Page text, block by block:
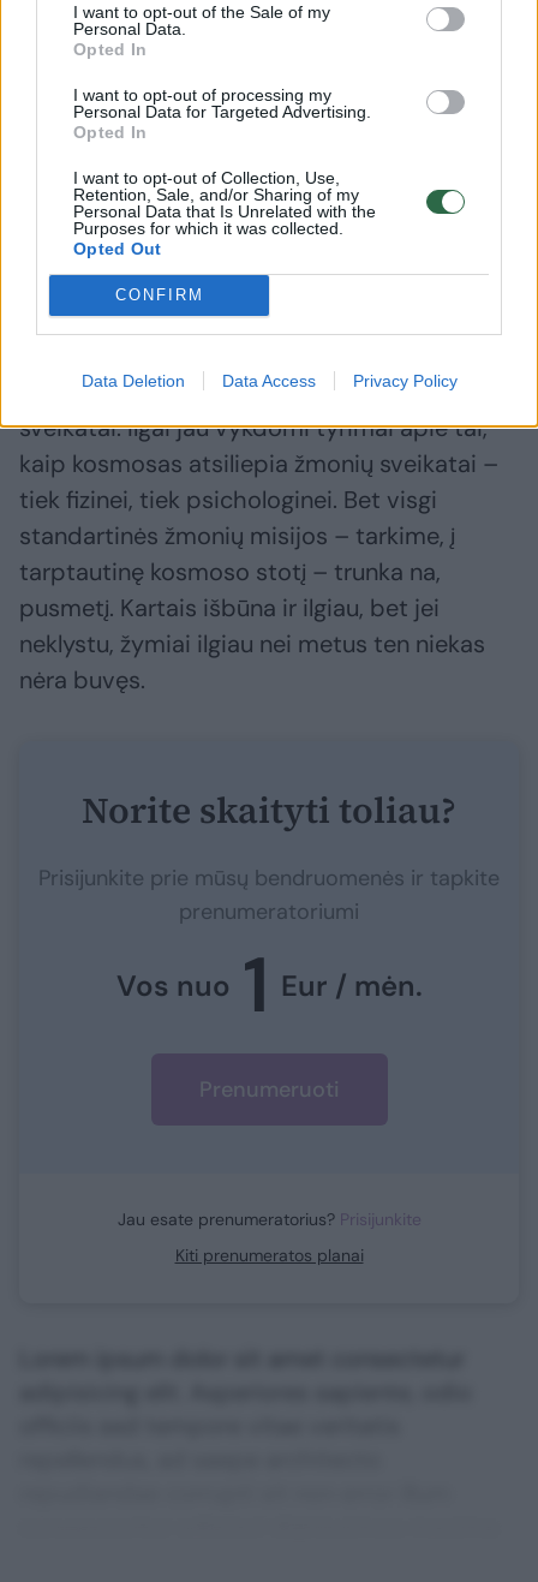
I want to opt-out of the Sale of my
Personal Data.
Opted In
I want to opt-out of processing my
Personal Data for Targeted Advertising.
Opted In
I want to opt-out of Collection, Use,
Retention, Sale, and/or Sharing of my
Personal Data that Is Unrelated with the
Purposes for which it was collected.
Opted Out
CONFIRM
Data Deletion Data Access Privacy Policy
gabenti bazės komponentus, o 2024-aisiais
žmonės jo raketa nuskris į Marsą ir ten jau
autonomiškai pastatytoje bazėje galės
gyventi. Tačiau kol kas nieko tokio nėra. Tad
vertinti.
– Kodėl? Kas labiausiai trukdo?
tiesiog įvairiais aspektais pavojinga žmogaus
sveikatai. Ilgai jau vykdomi tyrimai apie tai,
kaip kosmosas atsiliepia žmonių sveikatai –
tiek fizinei, tiek psichologinei. Bet visgi
standartinės žmonių misijos – tarkime, į
tarptautinę kosmoso stotį – trunka na,
pusmetį. Kartais išbūna ir ilgiau, bet jei
neklystu, žymiai ilgiau nei metus ten niekas
nėra buvęs.
Norite skaityti toliau?
Prisijunkite prie mūsų bendruomenės ir tapkite
prenumeratoriumi
Vos nuo 1 Eur / mėn.
Prenumeruoti
Jau esate prenumeratorius? Prisijunkite
Kiti prenumeratos planai